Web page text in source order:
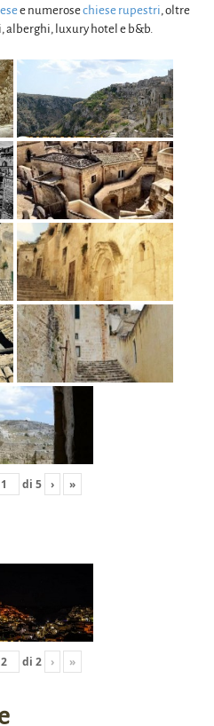
e numerosechiese rupestri, oltre
alberghi, luxury hotel e b&b.
di 5 › »
di 2 › »